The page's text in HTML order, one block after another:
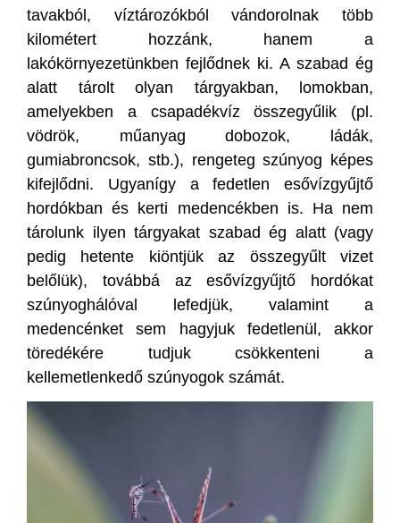
tavakból, víztározókból vándorolnak több
kilométert hozzánk, hanem a
lakókörnyezetünkben fejlődnek ki. A szabad ég
alatt tárolt olyan tárgyakban, lomokban,
amelyekben a csapadékvíz összegyűlik (pl.
vödrök, műanyag dobozok, ládák,
gumiabroncsok, stb.), rengeteg szúnyog képes
kifejlődni. Ugyanígy a fedetlen esővízgyűjtő
hordókban és kerti medencékben is. Ha nem
tárolunk ilyen tárgyakat szabad ég alatt (vagy
pedig hetente kiöntjük az összegyűlt vizet
belőlük), továbbá az esővízgyűjtő hordókat
szúnyoghálóval lefedjük, valamint a
medencénket sem hagyjuk fedetlenül, akkor
töredékére tudjuk csökkenteni a
kellemetlenkedő szúnyogok számát.